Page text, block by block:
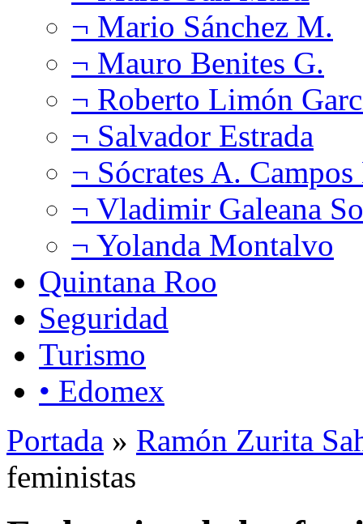
¬ Mario Sánchez M.
¬ Mauro Benites G.
¬ Roberto Limón
¬ Salvador Estrada
¬ Sócrates A.
¬ Vladimir Galeana
¬ Yolanda Montalvo
Quintana Roo
Seguridad
Turismo
• Edomex
Portada » Ramón Zurita
feministas